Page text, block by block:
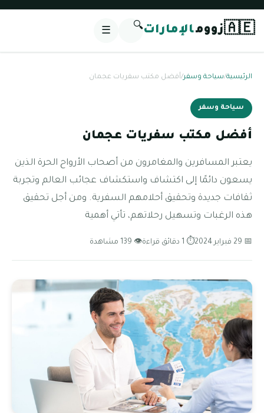
🇦🇪زوومالإمارات🔍
☰
الرئيسية/سياحة وسفر/أفضل مكتب سفريات عجمان
سياحة وسفر
أفضل مكتب سفريات عجمان
يعتبر المسافرين والمغامرون من أصحاب الأرواح الحرة الذين
يسعون دائمًا إلى اكتشاف واستكشاف عجائب العالم وتجربة
ثقافات جديدة وتحقيق أحلامهم السفرية. ومن أجل تحقيق
هذه الرغبات وتسهيل رحلاتهم، تأتي أهمية
📅 29 فبراير 2024 ⏱ 1 دقائق قراءة 👁 139 مشاهدة